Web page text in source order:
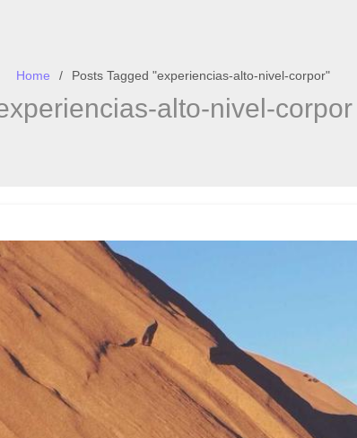
Home Posts Tagged "experiencias-alto-nivel-corpor"
alto-nivel-corpor